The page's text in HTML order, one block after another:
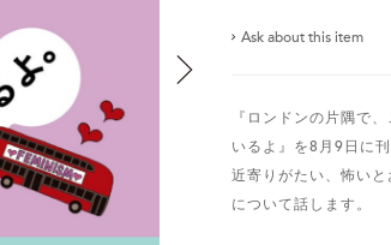
Ask about this item
『ロンドンの片隅で
いるよ』を8月9日に
近寄りがたい、怖い
について話します。